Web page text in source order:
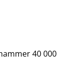
40 000